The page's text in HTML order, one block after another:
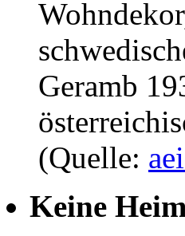
Geramb
(Quelle:
Keine